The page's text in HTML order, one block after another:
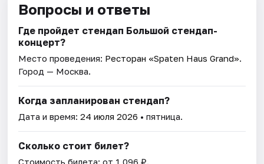
Вопросы и ответы
Где пройдет стендап Большой стендап-
концерт?
Место проведения: Ресторан «Spaten Haus Grand».
Город — Москва.
Когда запланирован стендап?
Дата и время:24 июля 2026 • пятница.
Сколько стоит билет?
Стоимость билета: от 1 096 ₽.